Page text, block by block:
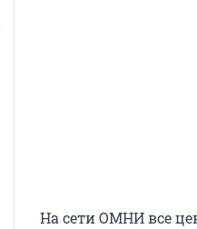
На сети ОМНИ все